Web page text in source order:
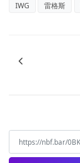
IWG 雷格斯